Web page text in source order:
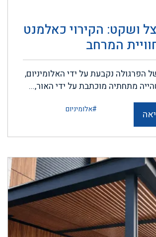
ושקט: הקירוי כאלמנט
המרחב
הפרגולה נקבעת על ידי האלומיניום,
מתחתיה מוכתבת על ידי האור,...
#אלומיניום